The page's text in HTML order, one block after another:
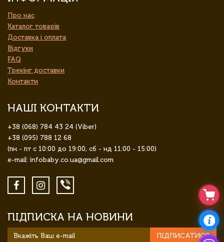
Про нас
Каталог товарів
Доставка і оплата
Відгуки
FAQ
Трекінг доставки
Контакти
НАШІ КОНТАКТИ
+38 (068) 784 43 24 (Viber)
+38 (095) 788 12 68
(пн - пт с 10:00 до 19:00, сб - нд 11:00 - 15:00)
e-mail: infobaby.co.ua@gmail.com
ПІДПИСКА НА НОВИНИ
ПІДПИСАТИСЯ